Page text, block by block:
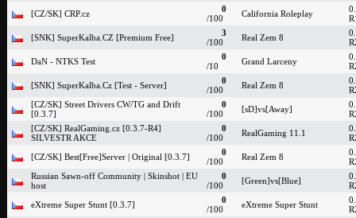
[CZ/SK] CRP.cz
0
/100
California Roleplay
[SNK] SuperKalba.CZ [Premium Free]
3
/100
Real Zem 8
DaN - NTKS Test
0
/10
Grand Larceny
[SNK] SuperKalba.Cz [Test - Server]
0
/100
Real Zem 8
[CZ/SK] Street Drivers CW/TG and Drift
[0.3.7]
0
/100
[sD]vs[Away]
[CZ/SK] RealGaming.cz [0.3.7-R4]
SILVESTR AKCE
0
/100
RealGaming 11.1
[CZ/SK] Best[Free]Server | Original [0.3.7]
0
/100
Real Zem 8
Russian Sawn-off Community | Skinshot | EU
host
0
/100
[Green]vs[Blue]
eXtreme Super Stunt [0.3.7]
0
/100
eXtreme Super Stunt